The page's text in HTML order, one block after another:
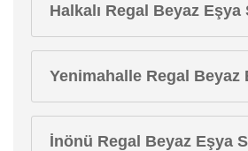
Halkalı Regal Beyaz Eşya
Yenimahalle Regal Beyaz
İnönü Regal Beyaz Eşya